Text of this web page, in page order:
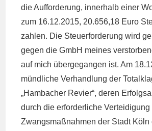
die Aufforderung, innerhalb einer
zum 16.12.2015, 20.656,18 Euro
zahlen. Die Steuerforderung wird
gegen die GmbH meines
auf mich übergegangen ist. Am
mündliche Verhandlung der
„Hambacher Revier“, deren
durch die erforderliche
Zwangsmaßnahmen der Stadt Köln